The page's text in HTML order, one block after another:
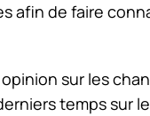
afin de faire
sur les
temps sur